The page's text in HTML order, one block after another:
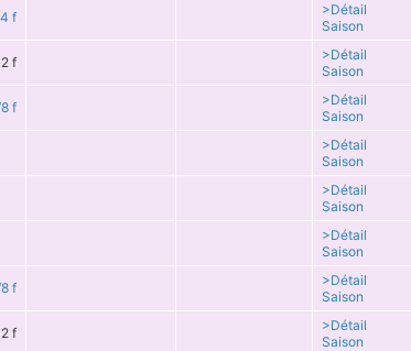
f
>Détail
Saison
f
>Détail
Saison
f
>Détail
Saison
>Détail
Saison
>Détail
Saison
>Détail
Saison
f
>Détail
Saison
f
>Détail
Saison